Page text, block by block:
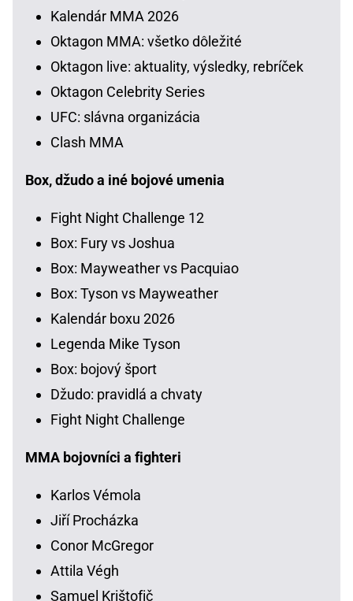
Kalendár MMA 2026
Oktagon MMA: všetko dôležité
Oktagon live: aktuality, výsledky, rebríček
Oktagon Celebrity Series
UFC: slávna organizácia
Clash MMA
Box, džudo a iné bojové umenia
Fight Night Challenge 12
Box: Fury vs Joshua
Box: Mayweather vs Pacquiao
Box: Tyson vs Mayweather
Kalendár boxu 2026
Legenda Mike Tyson
Box: bojový šport
Džudo: pravidlá a chvaty
Fight Night Challenge
MMA bojovníci a fighteri
Karlos Vémola
Jiří Procházka
Conor McGregor
Attila Végh
Samuel Krištofič